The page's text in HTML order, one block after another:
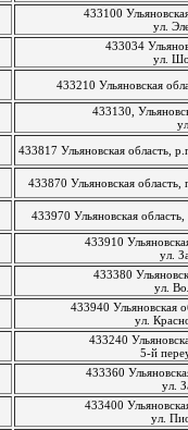
433100
ул.
433034
ул.
433210 Ульяновская
433130,
433817 Ульяновская область,
433870 Ульяновская область,
433970 Ульяновская
433910
ул.
433380
ул.
433940 Ульяновская
ул.
433240
5-й
433360
ул.
433400
ул.